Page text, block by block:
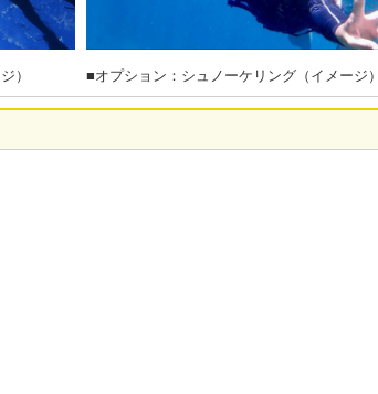
） ■オプション：シュノーケリング（イメージ）